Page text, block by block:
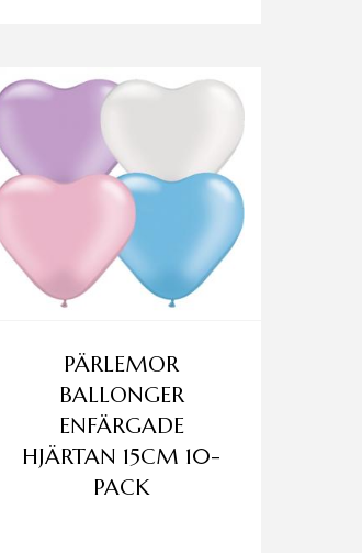
PÄRLEMOR
BALLONGER
ENFÄRGADE
HJÄRTAN 15CM 10-
PACK